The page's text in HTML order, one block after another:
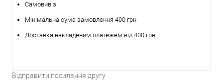
Самовивіз
Мінімальна сума замовлення 400 грн
Доставка накладеним платежем від 400 грн
Відправити посилання другу